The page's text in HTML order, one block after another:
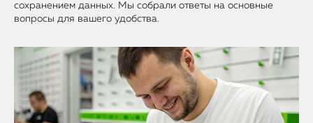
сохранением данных. Мы собрали ответы на основные
вопросы для вашего удобства.